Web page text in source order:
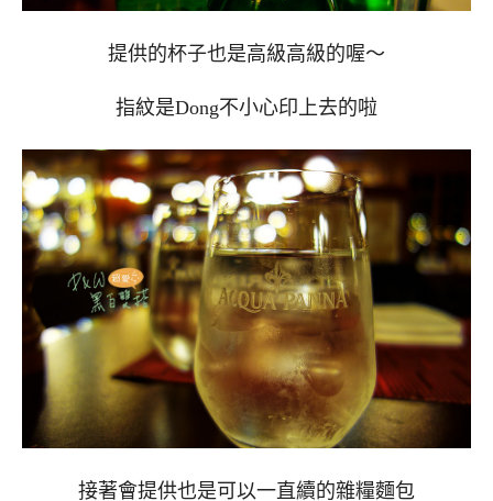
提供的杯子也是高級高級的喔～
指紋是Dong不小心印上去的啦
接著會提供也是可以一直續的雜糧麵包